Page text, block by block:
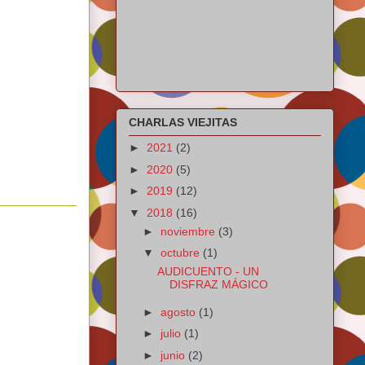
CHARLAS VIEJITAS
► 2021 (2)
► 2020 (5)
► 2019 (12)
▼ 2018 (16)
► noviembre (3)
▼ octubre (1)
AUDICUENTO - UN
DISFRAZ MÁGICO
► agosto (1)
► julio (1)
► junio (2)